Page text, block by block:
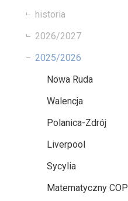
historia
2026/2027
2025/2026
Nowa Ruda
Walencja
Polanica-Zdrój
Liverpool
Sycylia
Matematyczny COP